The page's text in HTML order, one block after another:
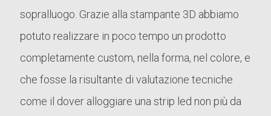
sopralluogo. Grazie alla stampante 3D abbiamo
potuto realizzare in poco tempo un prodotto
completamente custom, nella forma, nel colore, e
che fosse la risultante di valutazione tecniche
come il dover alloggiare una strip led non più da